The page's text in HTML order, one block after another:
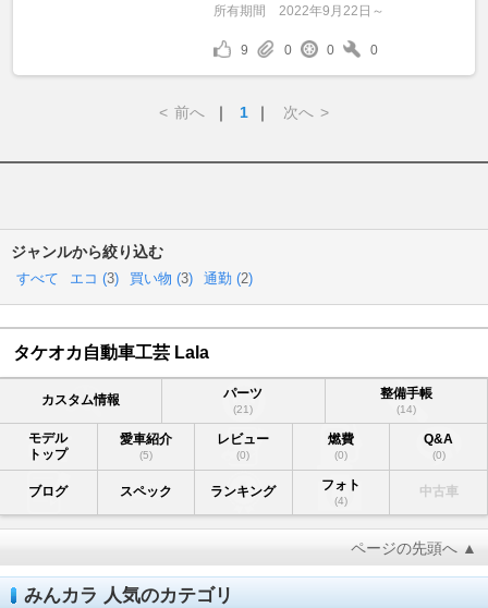
所有期間 2022年9月22日～
9 0 0 0
< 前へ ｜ 1 ｜ 次へ >
ジャンルから絞り込む
すべて エコ (3) 買い物 (3) 通勤 (2)
タケオカ自動車工芸 Lala
カスタム情報 パーツ
(21)
整備手帳
(14)
モデル
トップ
愛車紹介
(5)
レビュー
(0)
燃費
(0)
Q&A
(0)
ブログ スペック ランキング フォト
(4)
中古車
ページの先頭へ ▲
みんカラ 人気のカテゴリ